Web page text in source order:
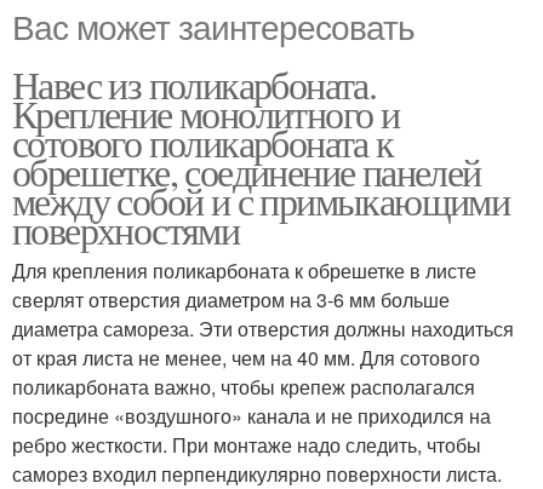
Вас может заинтересовать
Навес из поликарбоната.
Крепление монолитного и
сотового поликарбоната к
обрешетке, соединение панелей
между собой и с примыкающими
поверхностями
Для крепления поликарбоната к обрешетке в листе
сверлят отверстия диаметром на 3-6 мм больше
диаметра самореза. Эти отверстия должны находиться
от края листа не менее, чем на 40 мм. Для сотового
поликарбоната важно, чтобы крепеж располагался
посредине «воздушного» канала и не приходился на
ребро жесткости. При монтаже надо следить, чтобы
саморез входил перпендикулярно поверхности листа.